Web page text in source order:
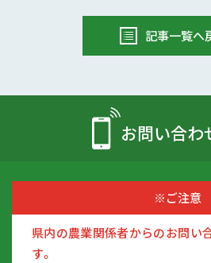
記事一覧へ
お問い合わ
※ご注意
県内の農業関係者からのお問い
す。